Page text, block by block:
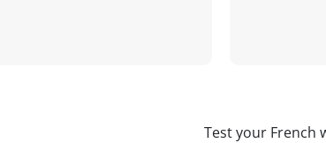
Test your French